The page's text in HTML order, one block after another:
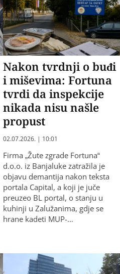
Nakon tvrdnji o buđi
i miševima: Fortuna
tvrdi da inspekcije
nikada nisu našle
propust
02.07.2026. | 10:01
Firma „Žute zgrade Fortuna“
d.o.o. iz Banjaluke zatražila je
objavu demantija nakon teksta
portala Capital, a koji je juče
preuzeo BL portal, o stanju u
kuhinji u Zalužanima, gdje se
hrane kadeti MUP-…